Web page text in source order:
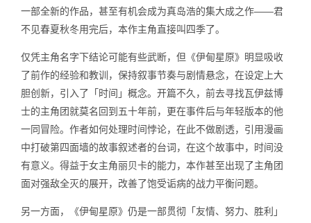
一部全新的作品，甚至有机会成为真岛浩的集大成之作——君
不见春夏秋冬用完后，本作主角直接叫四季了。
仅凭主角名字下结论可能有些武断，但《伊甸星原》明显吸收
了前作的经验和教训，保持叙事节奏与剧情悬念，在设定上大
胆创新，引入了「时间」概念。开篇不久，前去寻找瓦伊兹博
士的主角团就莫名回到五十年前，更在事件后与年轻版本的他
一同冒险。作者如何处理时间悖论，在此不做剧透，引用漫画
中打破第四面墙的故事叙述者的台词，在这个故事中，时间没
有意义。得益于女主角丽贝卡的能力，本作甚至出现了主角团
面对强敌全灭的展开，改善了饱受诟病的战力平衡问题。
另一方面，《伊甸星原》仍是一部贯彻「友情、努力、胜利」